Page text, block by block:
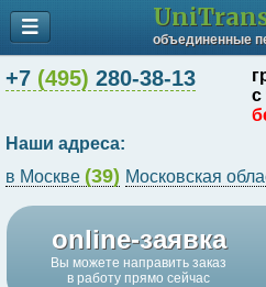
+7 (495) 280-38-13
с
Наши адреса:
в Москве (39) Московская
online-заявка
Вы можете направить заказ
в работу прямо сейчас
объединенные